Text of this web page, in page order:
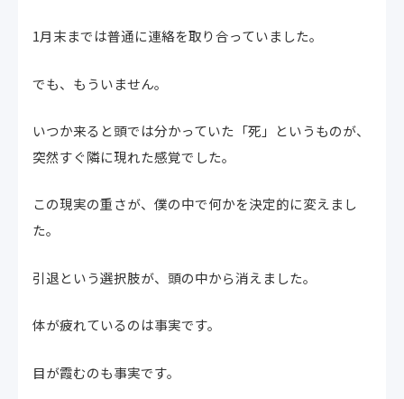
1月末までは普通に連絡を取り合っていました。
でも、もういません。
いつか来ると頭では分かっていた「死」というものが、
突然すぐ隣に現れた感覚でした。
この現実の重さが、僕の中で何かを決定的に変えまし
た。
引退という選択肢が、頭の中から消えました。
体が疲れているのは事実です。
目が霞むのも事実です。